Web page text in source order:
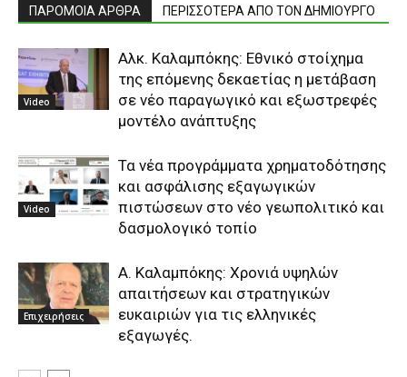
ΠΑΡΟΜΟΙΑ ΑΡΘΡΑ ΠΕΡΙΣΣΟΤΕΡΑ ΑΠΟ ΤΟΝ ΔΗΜΙΟΥΡΓΟ
Video
Αλκ. Καλαμπόκης: Εθνικό στοίχημα
της επόμενης δεκαετίας η μετάβαση
σε νέο παραγωγικό και εξωστρεφές
μοντέλο ανάπτυξης
Video
Τα νέα προγράμματα χρηματοδότησης
και ασφάλισης εξαγωγικών
πιστώσεων στο νέο γεωπολιτικό και
δασμολογικό τοπίο
Επιχειρήσεις
A. Καλαμπόκης: Xρονιά υψηλών
απαιτήσεων και στρατηγικών
ευκαιριών για τις ελληνικές
εξαγωγές.